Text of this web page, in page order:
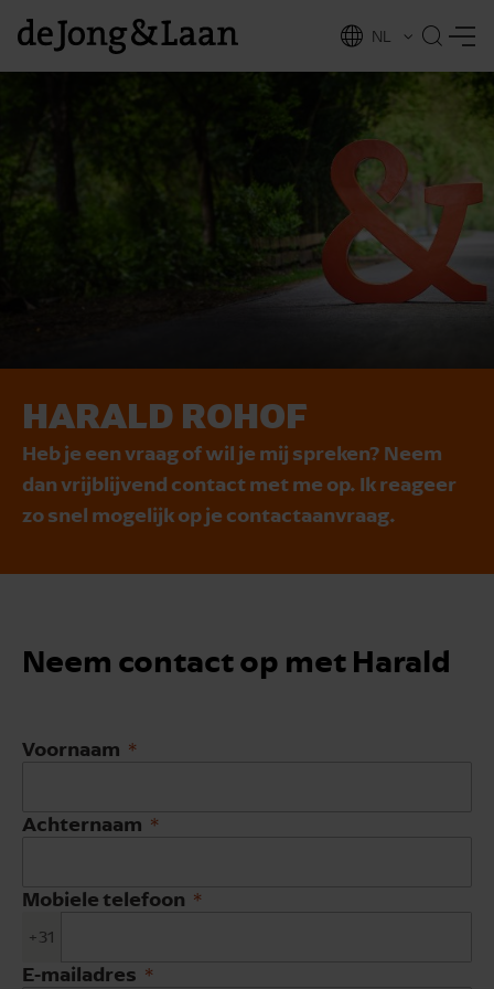
EN
NL
HARALD ROHOF
Heb je een vraag of wil je mij spreken? Neem
dan vrijblijvend contact met me op. Ik reageer
zo snel mogelijk op je contactaanvraag.
Neem contact op met Harald
Voornaam
Achternaam
Mobiele telefoon
+31
E-mailadres